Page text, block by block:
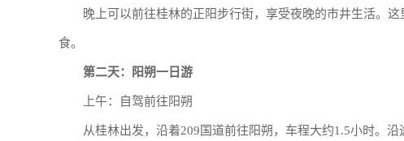
晚上可以前往桂林的正阳步行街，享受夜晚的市井生活。
食。
第二天：阳朔一日游
上午：自驾前往阳朔
从桂林出发，沿着209国道前往阳朔，车程大约1.5小时。